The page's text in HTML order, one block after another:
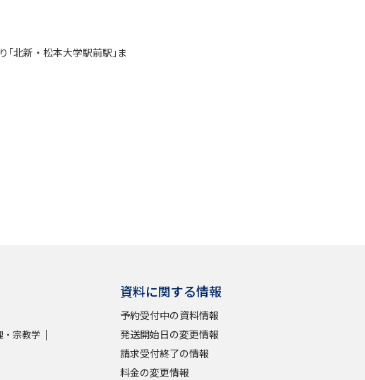
｢北新・松本大学駅前駅｣ま
・宗教学
資料に関する情報
予約受付中の資料情報
発送開始日の変更情報
請求受付終了の情報
料金の変更情報